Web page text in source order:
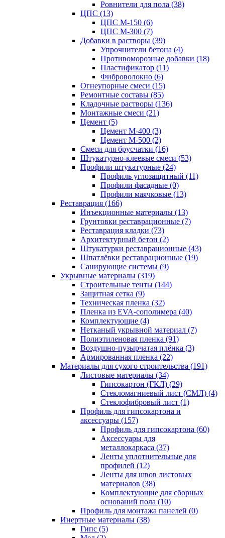
Ровнители для пола (38)
ЦПС (13)
ЦПС М-150 (6)
ЦПС М-300 (7)
Добавки в растворы (39)
Упрочнители бетона (4)
Противоморозные добавки (18)
Пластификатор (11)
Фиброволокно (6)
Огнеупорные смеси (15)
Ремонтные составы (85)
Кладочные растворы (136)
Монтажные смеси (21)
Цемент (5)
Цемент М-400 (3)
Цемент М-500 (2)
Смеси для брусчатки (16)
Штукатурно-клеевые смеси (53)
Профили штукатурные (24)
Профиль углозащитный (11)
Профили фасадные (0)
Профили маячковые (13)
Реставрация (166)
Инъекционные материалы (13)
Грунтовки реставрационные (7)
Реставрация кладки (73)
Архитектурный бетон (2)
Штукатурки реставрационные (43)
Шпатлёвки реставрационные (19)
Санирующие системы (9)
Укрывные материалы (319)
Строительные тенты (144)
Защитная сетка (9)
Техническая пленка (32)
Пленка из EVA-сополимера (40)
Комплектующие (4)
Нетканый укрывной материал (7)
Полиэтиленовая пленка (91)
Воздушно-пузырчатая плёнка (3)
Армированная пленка (22)
Материалы для сухого строительства (191)
Листовые материалы (34)
Гипсокартон (ГКЛ) (29)
Стекломагниевый лист (СМЛ) (4)
Cтеклофибровый лист (1)
Профиль для гипсокартона и
аксессуары (157)
Профиль для гипсокартона (60)
Аксессуары для
металлокаркаса (37)
Ленты уплотнительные для
профилей (12)
Ленты для швов листовых
материалов (38)
Комплектующие для сборных
оснований пола (10)
Профиль для монтажа панелей (0)
Инертные материалы (38)
Гипс (5)